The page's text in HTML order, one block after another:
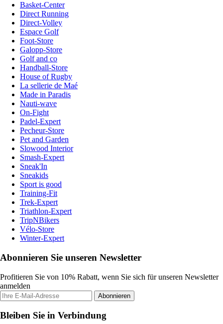
Basket-Center
Direct Running
Direct-Volley
Espace Golf
Foot-Store
Galopp-Store
Golf and co
Handball-Store
House of Rugby
La sellerie de Maé
Made in Paradis
Nauti-wave
On-Fight
Padel-Expert
Pecheur-Store
Pet and Garden
Slowood Interior
Smash-Expert
Sneak'In
Sneakids
Sport is good
Training-Fit
Trek-Expert
Triathlon-Expert
TripNBikers
Vélo-Store
Winter-Expert
Abonnieren Sie unseren Newsletter
Profitieren Sie von 10% Rabatt, wenn Sie sich für unseren Newsletter
anmelden
Abonnieren
Bleiben Sie in Verbindung